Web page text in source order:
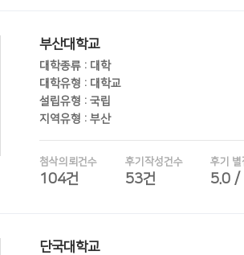
부산대학교
대학종류 : 대학
대학유형 : 대학교
설립유형 : 국립
지역유형 : 부산
첨삭의뢰건수
104건
후기작성건수
53건
후기
5.0 /
단국대학교